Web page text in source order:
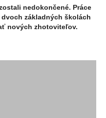
nedokončené. Práce
základných školách
nových zhotoviteľov.